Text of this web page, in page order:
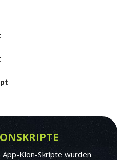
Klon-Skripte wurden